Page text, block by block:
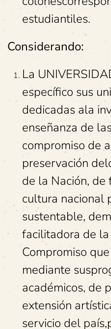
estudiantiles.
Considerando:
La
específico sus
dedicadas ala
enseñanza de
compromiso de
preservación
de la Nación, de
cultura nacional
sustentable,
facilitadora de
Compromiso
mediante
académicos, de
extensión
servicio del